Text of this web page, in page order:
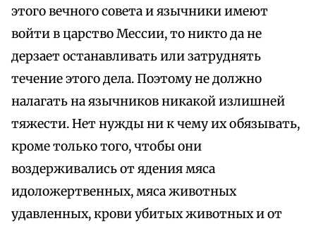
этого вечного совета и язычники имеют
войти в царство Мессии, то никто да не
дерзает останавливать или затруднять
течение этого дела. Поэтому не должно
налагать на язычников никакой излишней
тяжести. Нет нужды ни к чему их обязывать,
кроме только того, чтобы они
воздерживались от ядения мяса
идоложертвенных, мяса животных
удавленных, крови убитых животных и от